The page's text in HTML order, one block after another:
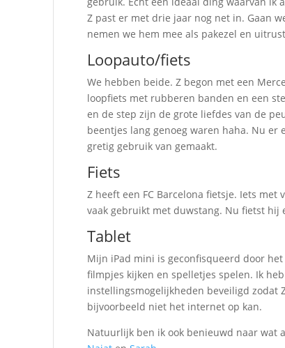
Z past er met drie jaar nog net in. Gaan
nemen we hem mee als pakezel en
Loopauto/fiets
We hebben beide. Z begon met een
loopfiets met rubberen banden en een
en de step zijn de grote liefdes van de
beentjes lang genoeg waren haha. Nu
gretig gebruik van gemaakt.
Fiets
Z heeft een FC Barcelona fietsje. Iets
vaak gebruikt met duwstang. Nu fietst hij
Tablet
Mijn iPad mini is geconfisqueerd door
filmpjes kijken en spelletjes spelen. Ik
instellingsmogelijkheden beveiligd zodat
bijvoorbeeld niet het internet op kan.
Natuurlijk ben ik ook benieuwd naar wat